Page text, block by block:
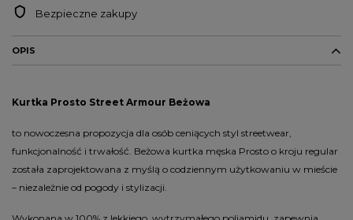
Bezpieczne zakupy
OPIS
Kurtka Prosto Street Armour Beżowa
to nowoczesna propozycja dla osób ceniących styl streetwear,
funkcjonalność i trwałość. Beżowa kurtka męska Prosto o kroju regular
została zaprojektowana z myślą o codziennym użytkowaniu w mieście
– niezależnie od pogody i stylizacji.